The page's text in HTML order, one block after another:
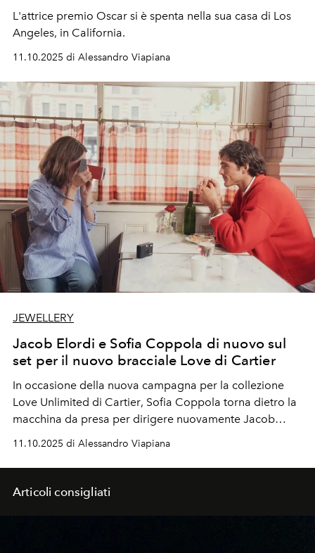
L'attrice premio Oscar si è spenta nella sua casa di Los
Angeles, in California.
11.10.2025 di Alessandro Viapiana
JEWELLERY
Jacob Elordi e Sofia Coppola di nuovo sul
set per il nuovo bracciale Love di Cartier
In occasione della nuova campagna per la collezione
Love Unlimited di Cartier, Sofia Coppola torna dietro la
macchina da presa per dirigere nuovamente Jacob
e tra i volti più magnetici della sua
generazione, racconta il proprio legame con l’iconico
bracciale Love
della maison francese e l’esperienza di
ritrovare sul set la regista americana.
11.10.2025 di Alessandro Viapiana
Articoli consigliati